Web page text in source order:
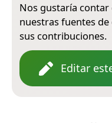
Nos gustaría
nuestras fuentes
sus contribuciones.
Editar